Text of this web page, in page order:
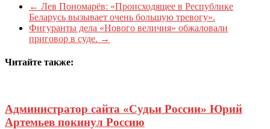
← Лев Пономарёв: «Происходящее в Республике
Беларусь вызывает очень большую тревогу».
Фигуранты дела «Нового величия» обжаловали
приговор в суде. →
Читайте также:
Администратор сайта «Судьи России» Юрий
Артемьев покинул Россию